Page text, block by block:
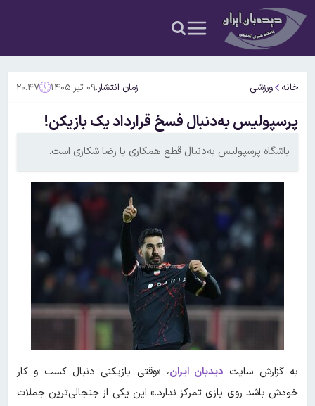
خانه ورزشی زمان انتشار:۰۹ تیر ۱۴۰۵ ۲۰:۴۷
پرسپولیس به‌دنبال فسخ قرارداد یک بازیکن!
باشگاه پرسپولیس به‌دنبال قطع همکاری با رضا شکاری است.
به گزارش سایت دیدبان ایران، «وقتی بازیکنی دنبال کسب و کار
خودش باشد روی بازی تمرکز ندارد.» این یکی از جنجالی‌ترین جملات